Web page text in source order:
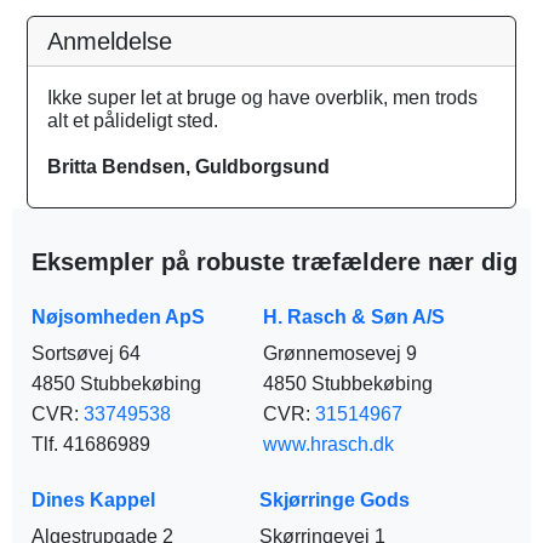
Anmeldelse
Ikke super let at bruge og have overblik, men trods
alt et pålideligt sted.
Britta Bendsen, Guldborgsund
Eksempler på robuste træfældere nær dig
Nøjsomheden ApS
Sortsøvej 64
4850 Stubbekøbing
CVR: 33749538
Tlf. 41686989
H. Rasch & Søn A/S
Grønnemosevej 9
4850 Stubbekøbing
CVR: 31514967
www.hrasch.dk
Dines Kappel
Algestrupgade 2
Skjørringe Gods
Skørringevej 1